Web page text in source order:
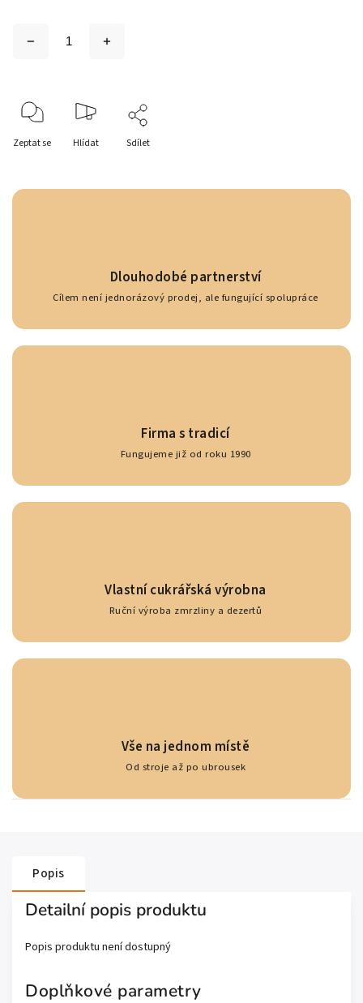
Zeptat se Hlídat Sdílet
Dlouhodobé partnerství
Cílem není jednorázový prodej, ale fungující spolupráce
Firma s tradicí
Fungujeme již od roku 1990
Vlastní cukrářská výrobna
Ruční výroba zmrzliny a dezertů
Vše na jednom místě
Od stroje až po ubrousek
Popis
Detailní popis produktu
Popis produktu není dostupný
Doplňkové parametry